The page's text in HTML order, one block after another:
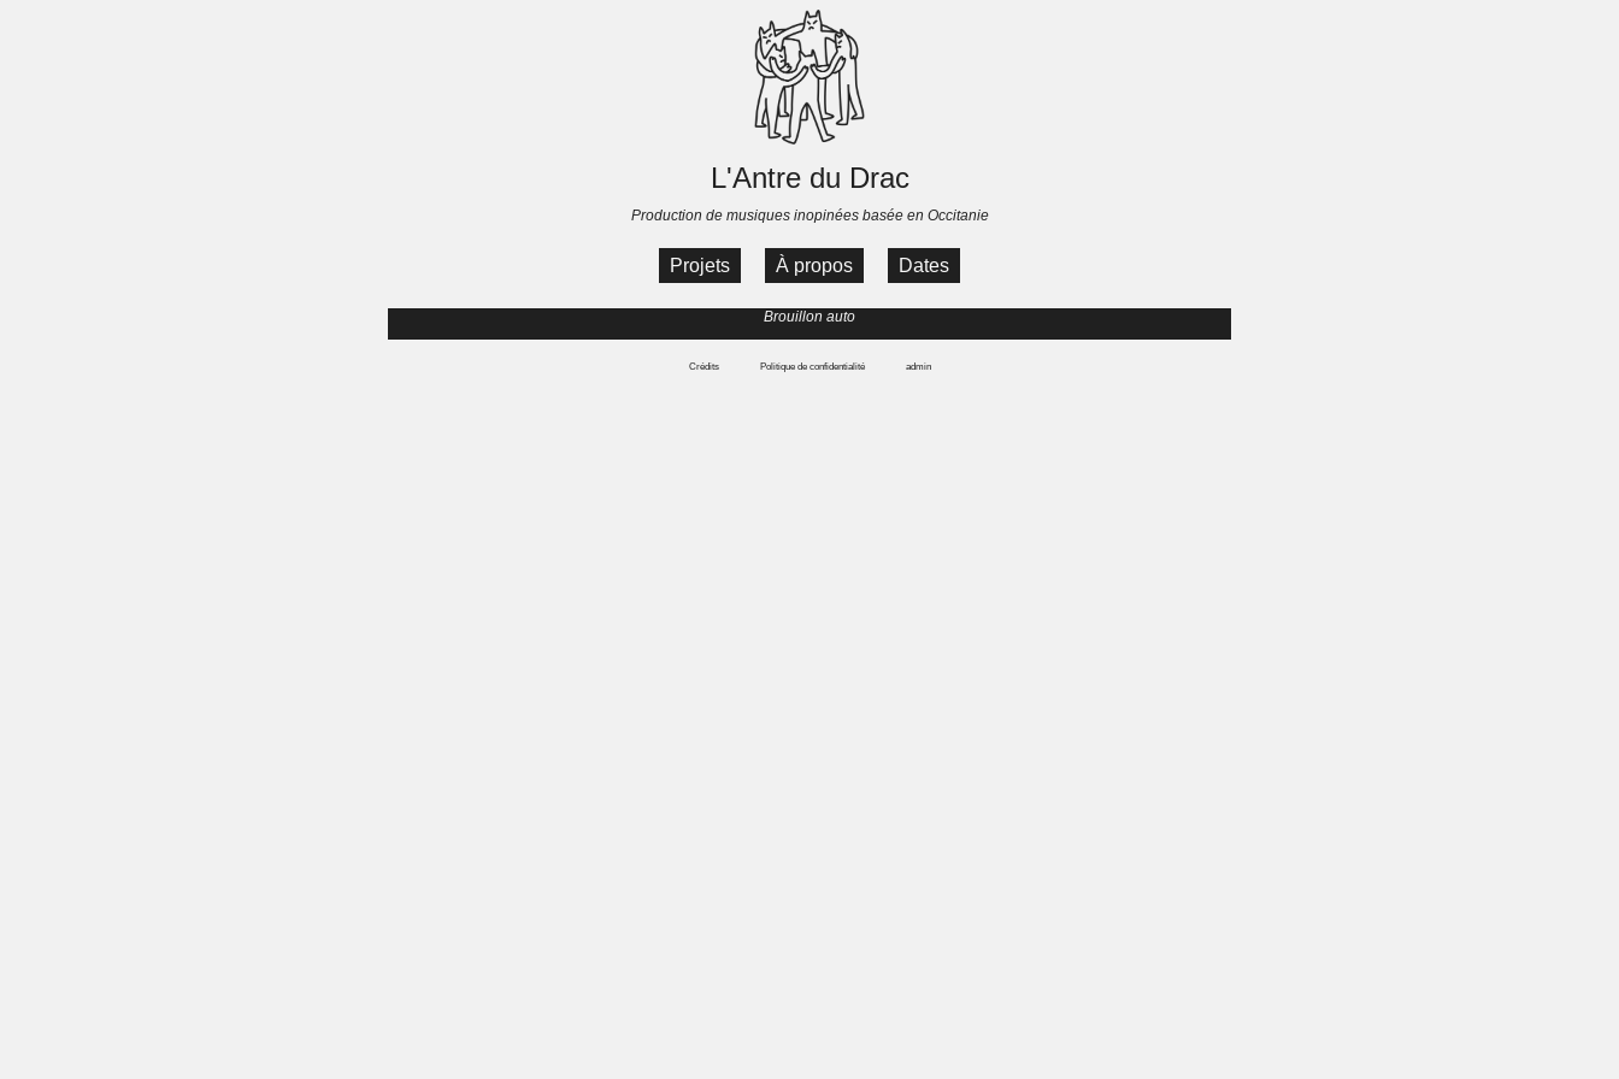
L'Antre du Drac
Production de musiques inopinées basée en Occitanie
Projets À propos Dates
Brouillon auto
Crédits Politique de confidentialité admin